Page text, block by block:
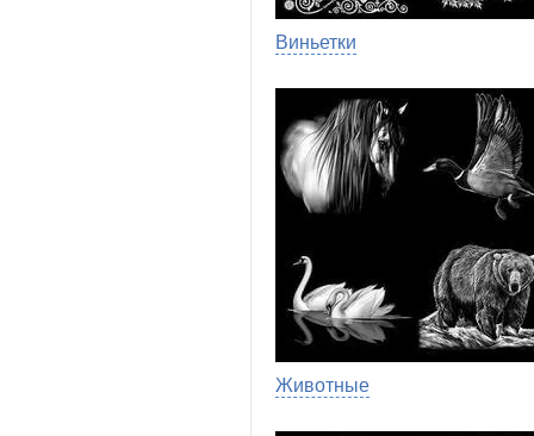
Виньетки
Животные